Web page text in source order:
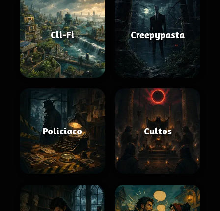
Cli-Fi Creepypasta
Policiaco Cultos